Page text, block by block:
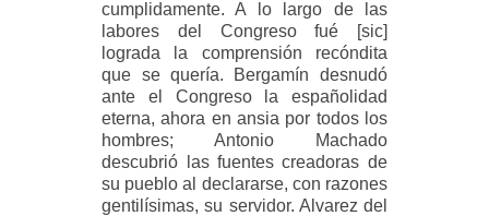
cumplidamente. A lo largo de las
labores del Congreso fué [sic]
lograda la comprensión recóndita
que se quería. Bergamín desnudó
ante el Congreso la españolidad
eterna, ahora en ansia por todos los
hombres; Antonio Machado
descubrió las fuentes creadoras de
su pueblo al declararse, con razones
gentilísimas, su servidor. Alvarez del